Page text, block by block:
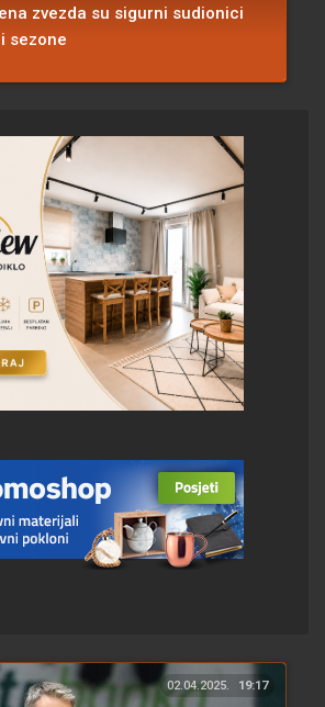
zvezda su sigurni sudionici
sezone
02.04.2025. 19:17